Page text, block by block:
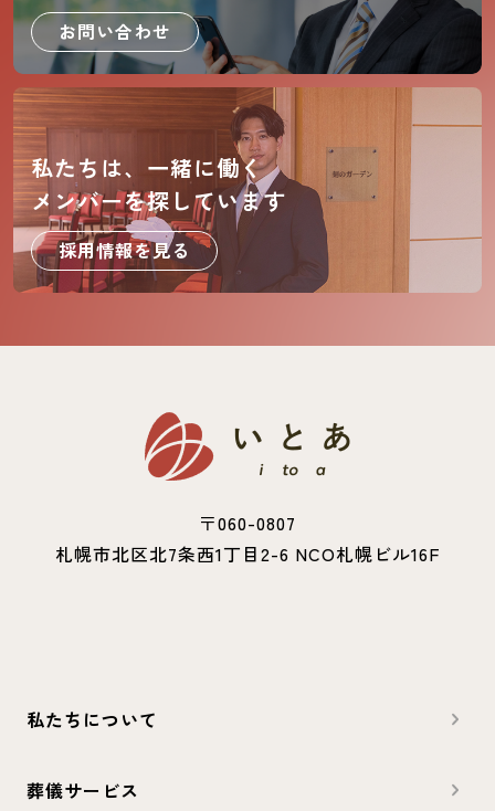
お問い合わせ
私たちは、一緒に働く
メンバーを探しています
採用情報を見る
〒060-0807
札幌市北区北7条西1丁目2-6 NCO札幌ビル16F
私たちについて
葬儀サービス